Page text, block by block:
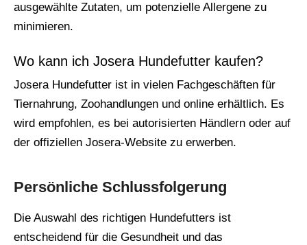
ausgewählte Zutaten, um potenzielle Allergene zu
minimieren.
Wo kann ich Josera Hundefutter kaufen?
Josera Hundefutter ist in vielen Fachgeschäften für
Tiernahrung, Zoohandlungen und online erhältlich. Es
wird empfohlen, es bei autorisierten Händlern oder auf
der offiziellen Josera-Website zu erwerben.
Persönliche Schlussfolgerung
Die Auswahl des richtigen Hundefutters ist
entscheidend für die Gesundheit und das